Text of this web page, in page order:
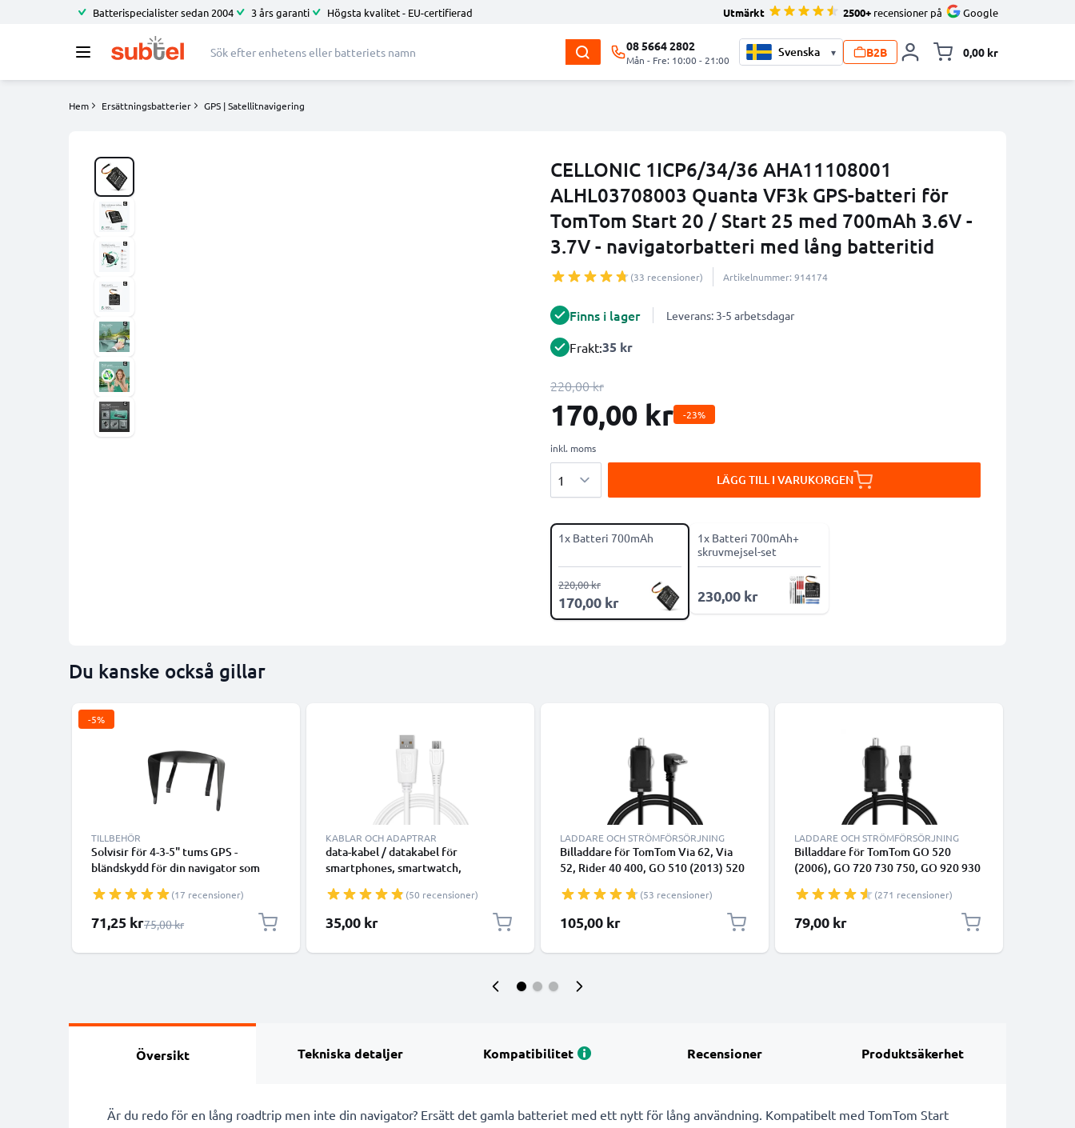
Batterispecialister sedan 2004 3 års garanti Högsta kvalitet - EU-certifierad Utmärkt 2500+ recensioner på Google
08 5664 2802
Mån - Fre: 10:00 - 21:00
▾ B2B 0,00 kr
Hem Ersättningsbatterier GPS | Satellitnavigering
CELLONIC 1ICP6/34/36 AHA11108001
ALHL03708003 Quanta VF3k GPS-batteri för
TomTom Start 20 / Start 25 med 700mAh 3.6V -
3.7V - navigatorbatteri med lång batteritid
(33 recensioner) Artikelnummer: 914174
Finns i lager Leverans: 3-5 arbetsdagar
Frakt:35 kr
220,00 kr
170,00 kr -23%
inkl. moms
LÄGG TILL I VARUKORGEN
1x Batteri 700mAh
170,00 kr
220,00 kr
1x Batteri 700mAh+
skruvmejsel-set
230,00 kr
Du kanske också gillar
-5%
TILLBEHÖR
Solvisir för 4-3-5" tums GPS -
bländskydd för din navigator som
motljusbländare för GPS, tracker,
navigator
(17 recensioner)
Specialpris
71,25 krOrdinarie pris
75,00 kr
KABLAR OCH ADAPTRAR
data-kabel / datakabel för
smartphones, smartwatch,
1m 1A överföringssladd PVC
Datakabel vit
(50 recensioner)
35,00 kr
LADDARE OCH STRÖMFÖRSÖRJNING
Billaddare för TomTom Via 62, Via
52, Rider 40 400, GO 510 (2013) 520
Start 52, Touch, Vio GPS & navigator
med snabb 5V 1A laddning och 1.1m
USB-kabel / laddsladd
(53 recensioner)
105,00 kr
LADDARE OCH STRÖMFÖRSÖRJNING
Billaddare för TomTom GO 520
(2006), GO 720 730 750, GO 920 930
snabb 5V 1A / 1000mA laddning och
1.1m USB-kabel / laddsladd
(271 recensioner)
79,00 kr
Översikt Tekniska detaljer Kompatibilitet Recensioner Produktsäkerhet
Är du redo för en lång roadtrip men inte din navigator? Ersätt det gamla batteriet med ett nytt för lång användning. Kompatibelt med TomTom Start